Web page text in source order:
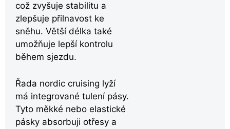
což zvyšuje stabilitu a
zlepšuje přilnavost ke
sněhu. Větší délka také
umožňuje lepší kontrolu
během sjezdu.
Řada nordic cruising lyží
má integrované tulení pásy.
Tyto měkké nebo elastické
pásky absorbuji otřesy a